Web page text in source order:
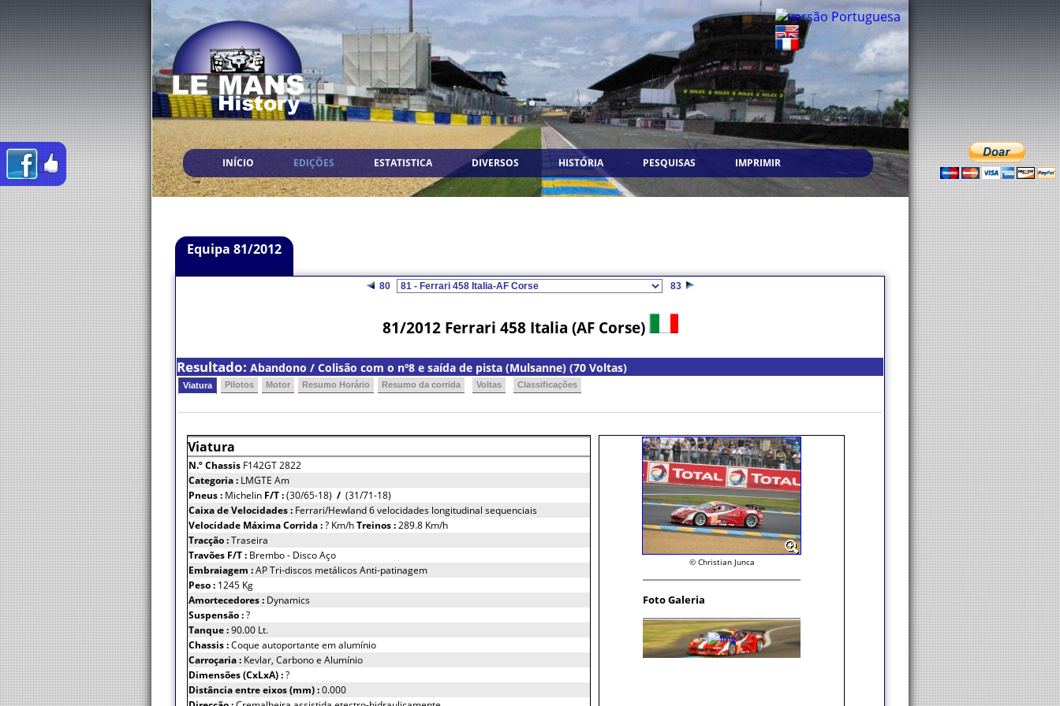
INÍCIO EDIÇÕES ESTATISTICA DIVERSOS HISTÓRIA PESQUISAS IMPRIMIR
Equipa 81/2012
80 83
81/2012 Ferrari 458 Italia (AF Corse)
Resultado: Abandono / Colisão com o nº8 e saída de pista (Mulsanne) (70 Voltas)
Viatura Pilotos Motor Resumo Horário Resumo da corrida Voltas Classificações
Viatura
N.º Chassis F142GT 2822
Categoria : LMGTE Am
Pneus : Michelin F/T :(30/65-18) / (31/71-18)
Caixa de Velocidades : Ferrari/Hewland 6 velocidades longitudinal sequenciais
Velocidade Máxima Corrida :? Km/hTreinos :289.8 Km/h
Tracção :Traseira
Travões F/T : Brembo - Disco Aço
Embraiagem :AP Tri-discos metálicos Anti-patinagem
Peso : 1245 Kg
Amortecedores : Dynamics
Suspensão :?
Tanque :90.00 Lt.
Chassis :Coque autoportante em alumínio
Carroçaria : Kevlar, Carbono e Alumínio
Dimensões (CxLxA) :?
Distância entre eixos (mm) :0.000
© Christian Junca
Foto Galeria